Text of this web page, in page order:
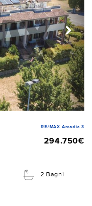
RE/MAX Arcadia 3
294.750€
2 Bagni